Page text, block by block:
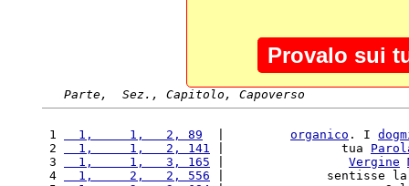
Provalo sui
Parte,  Sez., Capitolo, Capoverso
1
  1,     1,   2, 89
organico . I
2
  1,     1,   2, 141
|                tua
3
  1,     1,   3, 165
Vergine
4
  1,     2,   2, 556
|              sentisse